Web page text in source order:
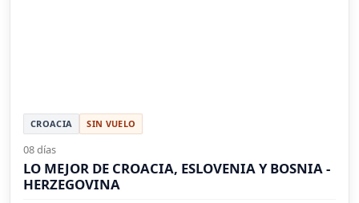
CROACIA SIN VUELO
08 días
LO MEJOR DE CROACIA, ESLOVENIA Y BOSNIA -
HERZEGOVINA